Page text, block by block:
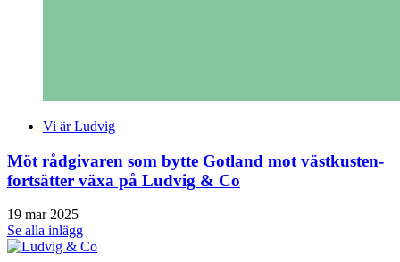
Vi är Ludvig
Möt rådgivaren som bytte Gotland mot västkusten-
fortsätter växa på Ludvig & Co
19 mar 2025
Se alla inlägg